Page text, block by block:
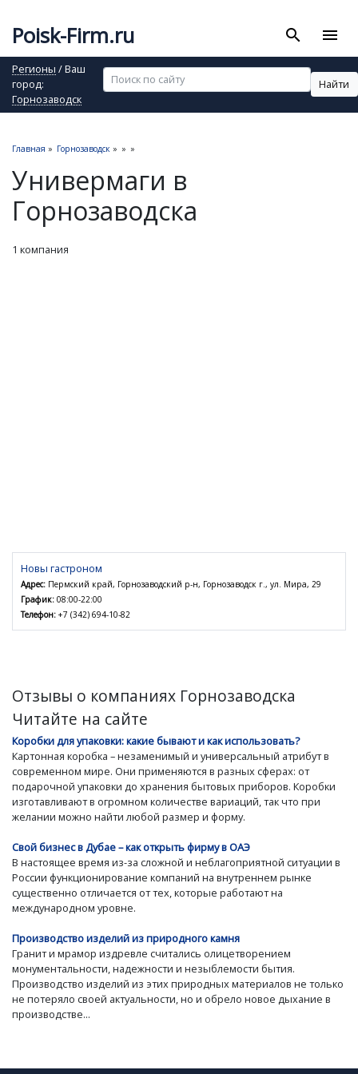
Poisk-Firm.ru search menu
Регионы / Ваш
город:
Горнозаводск
Найти
Главная » Горнозаводск » » »
Универмаги в
Горнозаводска
1 компания
Новы гастроном
Адрес: Пермский край, Горнозаводский р-н, Горнозаводск г., ул. Мира, 29
График: 08:00-22:00
Телефон: +7 (342) 694-10-82
Отзывы о компаниях Горнозаводска
Читайте на сайте
Коробки для упаковки: какие бывают и как использовать?
Картонная коробка – незаменимый и универсальный атрибут в
современном мире. Они применяются в разных сферах: от
подарочной упаковки до хранения бытовых приборов. Коробки
изготавливают в огромном количестве вариаций, так что при
желании можно найти любой размер и форму.
Свой бизнес в Дубае – как открыть фирму в ОАЭ
В настоящее время из-за сложной и неблагоприятной ситуации в
России функционирование компаний на внутреннем рынке
существенно отличается от тех, которые работают на
международном уровне.
Производство изделий из природного камня
Гранит и мрамор издревле считались олицетворением
монументальности, надежности и незыблемости бытия.
Производство изделий из этих природных материалов не только
не потеряло своей актуальности, но и обрело новое дыхание в
производстве...